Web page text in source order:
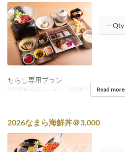
ちらし専用プラン
Valid Dates Apr 01 ~ Meals LunchRead more
2026なまら海鮮丼＠3,000